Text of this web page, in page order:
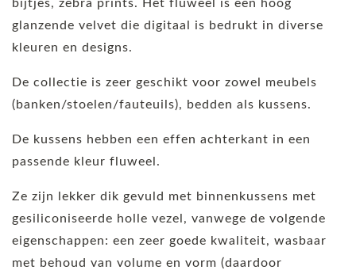
bijtjes, zebra prints. Het fluweel is een hoog
glanzende velvet die digitaal is bedrukt in diverse
kleuren en designs.
De collectie is zeer geschikt voor zowel meubels
(banken/stoelen/fauteuils), bedden als kussens.
De kussens hebben een effen achterkant in een
passende kleur fluweel.
Ze zijn lekker dik gevuld met binnenkussens met
gesiliconiseerde holle vezel, vanwege de volgende
eigenschappen: een zeer goede kwaliteit, wasbaar
met behoud van volume en vorm (daardoor